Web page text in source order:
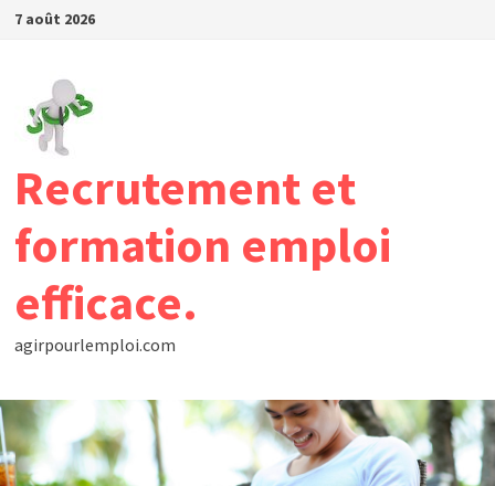
Passer
contenu
7 août 2026
Recrutement et
formation emploi
efficace.
agirpourlemploi.com